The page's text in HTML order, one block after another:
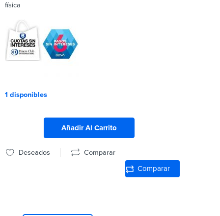
física
1 disponibles
Añadir Al Carrito
Deseados Comparar
Comparar